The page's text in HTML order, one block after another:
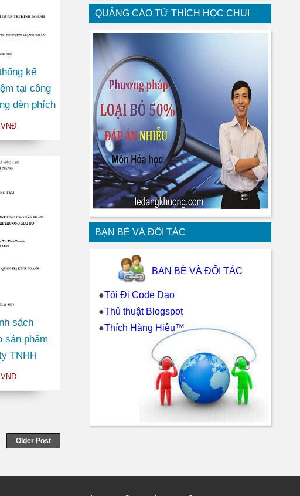
kế
tại công
đèn phích
sách
sản phẩm
TNHH
Older Post
QUẢNG CÁO TỪ THÍCH HỌC CHUI
BẠN BÈ VÀ ĐỐI TÁC
BẠN BÈ VÀ ĐỐI TÁC
●Tôi Đi Code Dạo
●Thủ thuật Blogspot
●Thích Hàng Hiệu™